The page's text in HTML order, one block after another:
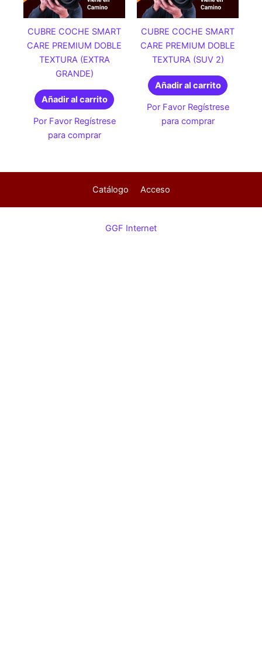
CUBRE COCHE SMART
CARE PREMIUM DOBLE
TEXTURA (EXTRA
GRANDE)
Añadir al carrito
Por Favor Regístrese
para comprar
CUBRE COCHE SMART
CARE PREMIUM DOBLE
TEXTURA (SUV 2)
Añadir al carrito
Por Favor Regístrese
para comprar
Catálogo Acceso
GGF Internet